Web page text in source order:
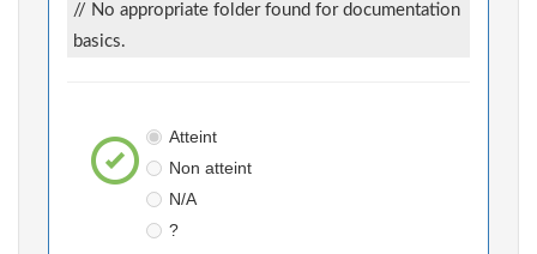
// No appropriate folder found for documentation
basics.
Atteint
Non atteint
N/A
?